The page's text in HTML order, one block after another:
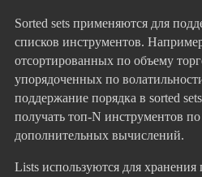
Sorted sets применяются для
списков инструментов.
отсортированных по объему
упорядоченных по
поддержание порядка в sorted
получать топ-N инструментов
дополнительных вычислений.
Lists используются для хранения